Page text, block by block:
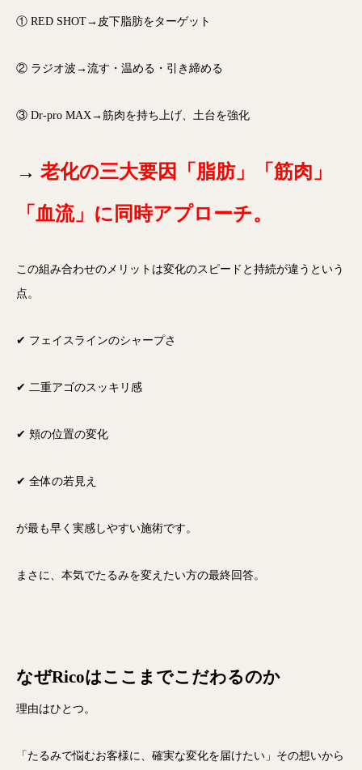
① RED SHOT→皮下脂肪をターゲット
② ラジオ波→流す・温める・引き締める
③ Dr-pro MAX→筋肉を持ち上げ、土台を強化
→ 老化の三大要因
「脂肪」「筋肉」
「血流」に同時アプローチ。
この組み合わせのメリットは変化のスピードと持続が違う という
点。
✔ フェイスラインのシャープさ
✔ 二重アゴのスッキリ感
✔ 頬の位置の変化
✔ 全体の若見え
が最も早く実感しやすい施術です。
まさに、 本気でたるみを変えたい方の最終回答。
なぜRicoはここまでこだわるのか
理由はひとつ。
「たるみで悩むお客様に、確実な変化を届けたい」 その想いから